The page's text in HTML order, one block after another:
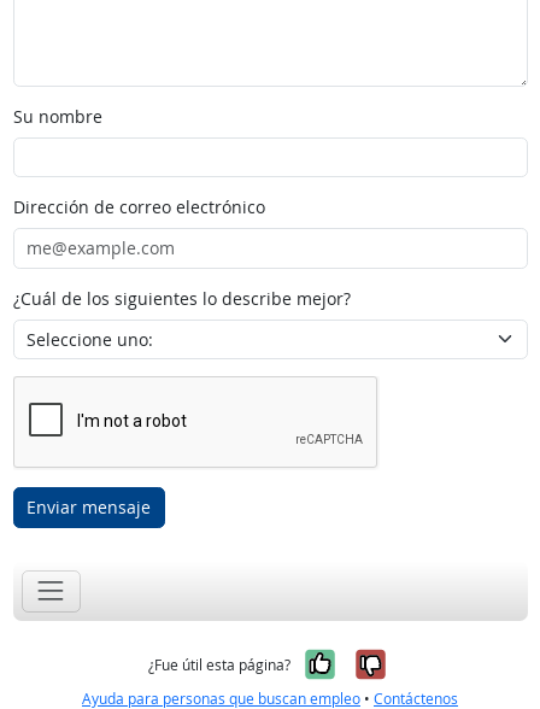
Su nombre
Dirección de correo electrónico
¿Cuál de los siguientes lo describe mejor?
Enviar mensaje
¿Fue útil esta página? Sí, fue útil
No, no fue
Ayuda para personas que buscan empleo • Contáctenos